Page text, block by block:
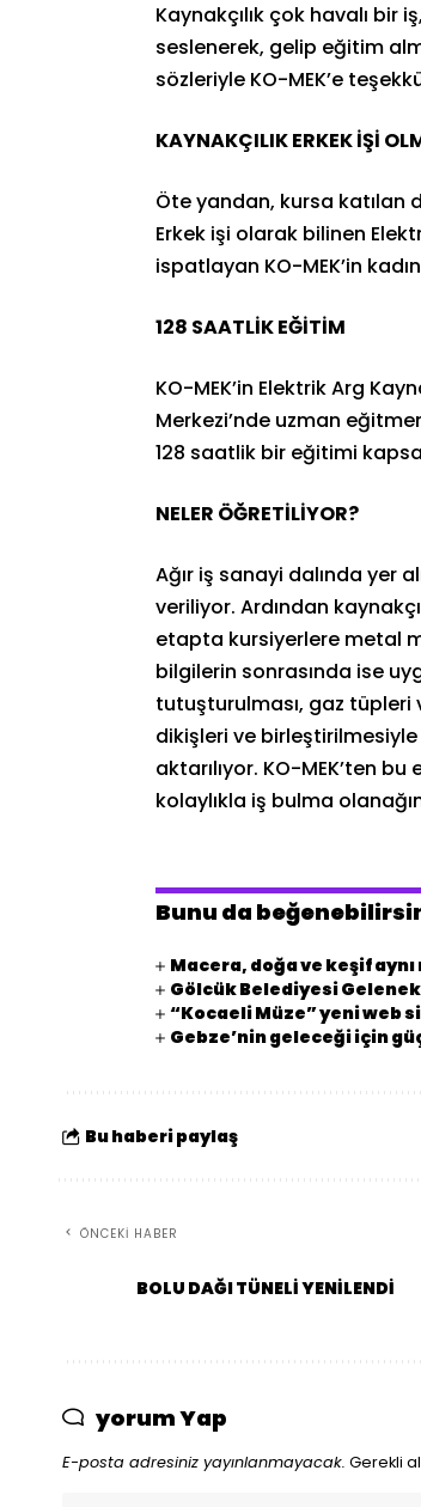
Kaynakçılık çok havalı
seslenerek, gelip eğitim
sözleriyle KO-MEK’e
KAYNAKÇILIK ERKEK İŞİ
Öte yandan, kursa katılan
Erkek işi olarak bilinen
ispatlayan KO-MEK’in
128 SAATLİK EĞİTİM
KO-MEK’in Elektrik Arg
Merkezi’nde uzman
128 saatlik bir eğitimi
NELER ÖĞRETİLİYOR?
Ağır iş sanayi dalında yer
veriliyor. Ardından
etapta kursiyerlere metal
bilgilerin sonrasında ise
tutuşturulması, gaz tüpleri
dikişleri ve
aktarılıyor. KO-MEK’ten
kolaylıkla iş bulma
Bunu da
Macera, doğa ve keşif
Gölcük Belediyesi
“Kocaeli Müze” yeni web
Gebze’nin geleceği için
Bu haberi paylaş
ÖNCEKI HABER
BOLU DAĞI TÜNELİ YENİLENDİ
yorum Yap
E-posta adresiniz yayınlanmayacak. Gerekli